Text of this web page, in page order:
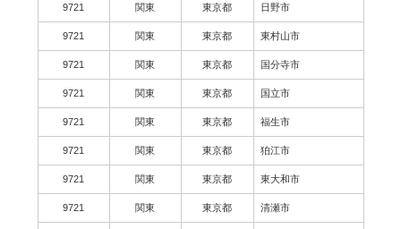
9721 関東 東京都 日野市
9721 関東 東京都 東村山市
9721 関東 東京都 国分寺市
9721 関東 東京都 国立市
9721 関東 東京都 福生市
9721 関東 東京都 狛江市
9721 関東 東京都 東大和市
9721 関東 東京都 清瀬市